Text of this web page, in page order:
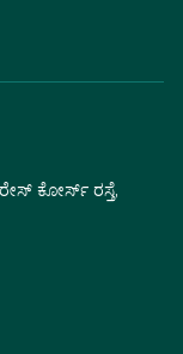
ಕೋರ್ಸ್ ರಸ್ತೆ,